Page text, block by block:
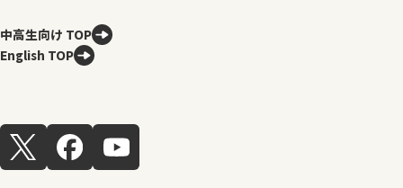
中高生向け TOP
English TOP